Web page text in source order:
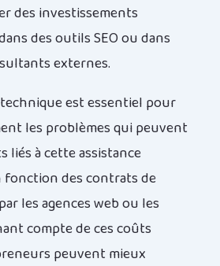
des investissements
des outils SEO ou dans
externes.
est essentiel pour
les problèmes qui peuvent
liés à cette assistance
des contrats de
les agences web ou les
compte de ces coûts
peuvent mieux